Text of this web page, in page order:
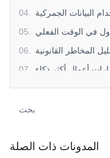
04
البيانات الجمركية
05
في الوقت الفعلي
06
المخاطر القانونية
07
أعمال أكثر ذكاء
08. البيانات الجمركية
09.
11
لسلسلة التوريد
المدونات ذات الصلة